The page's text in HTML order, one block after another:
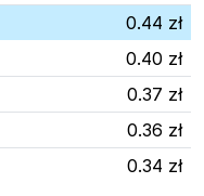
0.44 zł
0.40 zł
0.37 zł
0.36 zł
0.34 zł